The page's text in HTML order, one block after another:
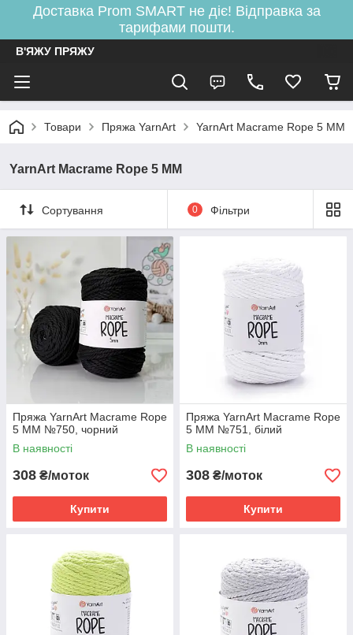
Доставка Prom SMART не діє! Відправка за
тарифами пошти.
В'ЯЖУ ПРЯЖУ
Товари Пряжа YarnArt YarnArt Macrame Rope 5 MM
YarnArt Macrame Rope 5 MM
Сортування 0 Фільтри
Пряжа YarnArt Macrame Rope
5 MM №750, чорний
В наявності
308 ₴/моток
Купити
Пряжа YarnArt Macrame Rope
5 MM №751, білий
В наявності
308 ₴/моток
Купити